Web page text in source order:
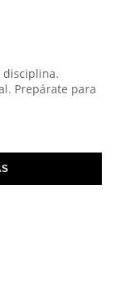
disciplina.
Prepárate para